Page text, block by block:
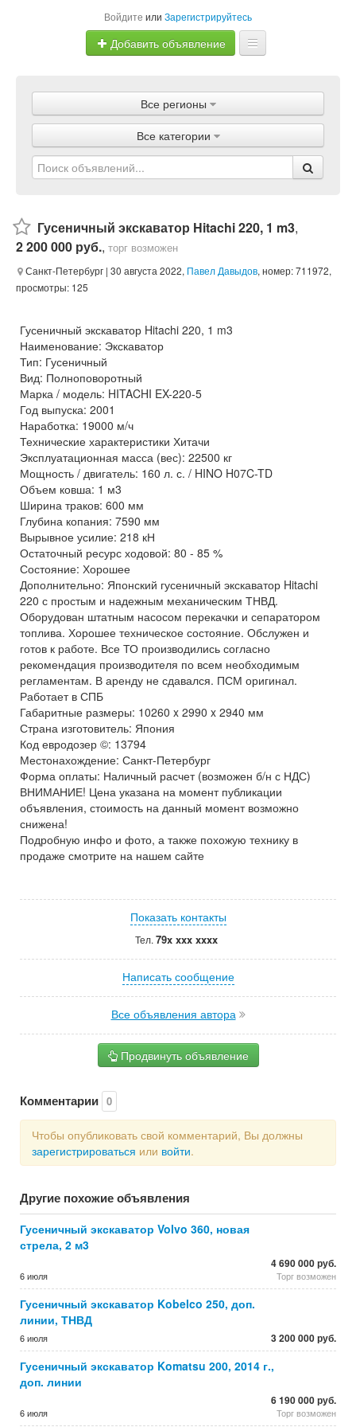
Войдите или Зарегистрируйтесь
Добавить объявление
Объявления
Магазины
Услуги
Все регионы
Все категории
Гусеничный экскаватор Hitachi 220, 1 m3,
2 200 000 руб., торг возможен
Санкт-Петербург | 30 августа 2022, Павел Давыдов, номер: 711972,
просмотры: 125
Гусеничный экскаватор Hitachi 220, 1 m3
Наименование: Экскаватор
Тип: Гусеничный
Вид: Полноповоротный
Марка / модель: HITACHI EX-220-5
Год выпуска: 2001
Наработка: 19000 м/ч
Технические характеристики Хитачи
Эксплуатационная масса (вес): 22500 кг
Мощность / двигатель: 160 л. с. / HINO H07C-TD
Объем ковша: 1 м3
Ширина траков: 600 мм
Глубина копания: 7590 мм
Вырывное усилие: 218 кН
Остаточный ресурс ходовой: 80 - 85 %
Состояние: Хорошее
Дополнительно: Японский гусеничный экскаватор Hitachi
220 с простым и надежным механическим ТНВД.
Оборудован штатным насосом перекачки и сепаратором
топлива. Хорошее техническое состояние. Обслужен и
готов к работе. Все ТО производились согласно
рекомендация производителя по всем необходимым
регламентам. В аренду не сдавался. ПСМ оригинал.
Работает в СПБ
Габаритные размеры: 10260 x 2990 x 2940 мм
Страна изготовитель: Япония
Код евродозер ©: 13794
Местонахождение: Санкт-Петербург
Форма оплаты: Наличный расчет (возможен б/н с НДС)
ВНИМАНИЕ! Цена указана на момент публикации
объявления, стоимость на данный момент возможно
снижена!
Подробную инфо и фото, а также похожую технику в
продаже смотрите на нашем сайте
Показать контакты
Тел. 79x xxx xxxx
Написать сообщение
Все объявления автора
Продвинуть объявление
Комментарии 0
Чтобы опубликовать свой комментарий, Вы должны
зарегистрироваться или войти.
Другие похожие объявления
Гусеничный экскаватор Volvo 360, новая
стрела, 2 м3
6 июля
4 690 000 руб.
Торг возможен
Гусеничный экскаватор Kobelco 250, доп.
линии, ТНВД
6 июля 3 200 000 руб.
Гусеничный экскаватор Komatsu 200, 2014 г.,
доп. линии
6 июля
6 190 000 руб.
Торг возможен